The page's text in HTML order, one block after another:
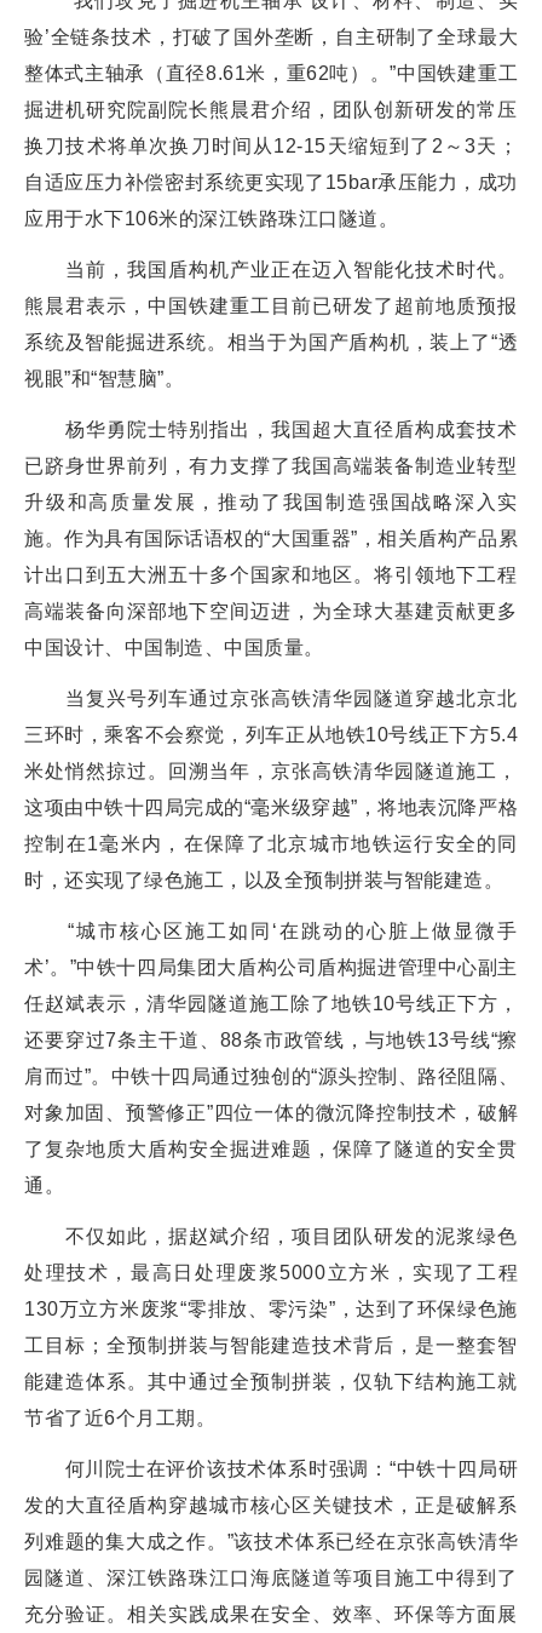
验’全链条技术，打破了国外垄断，自主研制了全球最大
整体式主轴承（直径8.61米，重62吨）。”中国铁建重工
掘进机研究院副院长熊晨君介绍，团队创新研发的常压
换刀技术将单次换刀时间从12-15天缩短到了2～3天；
自适应压力补偿密封系统更实现了15bar承压能力，成功
应用于水下106米的深江铁路珠江口隧道。
当前，我国盾构机产业正在迈入智能化技术时代。
熊晨君表示，中国铁建重工目前已研发了超前地质预报
系统及智能掘进系统。相当于为国产盾构机，装上了“透
视眼”和“智慧脑”。
杨华勇院士特别指出，我国超大直径盾构成套技术
已跻身世界前列，有力支撑了我国高端装备制造业转型
升级和高质量发展，推动了我国制造强国战略深入实
施。作为具有国际话语权的“大国重器”，相关盾构产品累
计出口到五大洲五十多个国家和地区。将引领地下工程
高端装备向深部地下空间迈进，为全球大基建贡献更多
中国设计、中国制造、中国质量。
当复兴号列车通过京张高铁清华园隧道穿越北京北
三环时，乘客不会察觉，列车正从地铁10号线正下方5.4
米处悄然掠过。回溯当年，京张高铁清华园隧道施工，
这项由中铁十四局完成的“毫米级穿越”，将地表沉降严格
控制在1毫米内，在保障了北京城市地铁运行安全的同
时，还实现了绿色施工，以及全预制拼装与智能建造。
“城市核心区施工如同‘在跳动的心脏上做显微手
术’。”中铁十四局集团大盾构公司盾构掘进管理中心副主
任赵斌表示，清华园隧道施工除了地铁10号线正下方，
还要穿过7条主干道、88条市政管线，与地铁13号线“擦
肩而过”。中铁十四局通过独创的“源头控制、路径阻隔、
对象加固、预警修正”四位一体的微沉降控制技术，破解
了复杂地质大盾构安全掘进难题，保障了隧道的安全贯
通。
不仅如此，据赵斌介绍，项目团队研发的泥浆绿色
处理技术，最高日处理废浆5000立方米，实现了工程
130万立方米废浆“零排放、零污染”，达到了环保绿色施
工目标；全预制拼装与智能建造技术背后，是一整套智
能建造体系。其中通过全预制拼装，仅轨下结构施工就
节省了近6个月工期。
何川院士在评价该技术体系时强调：“中铁十四局研
发的大直径盾构穿越城市核心区关键技术，正是破解系
列难题的集大成之作。”该技术体系已经在京张高铁清华
园隧道、深江铁路珠江口海底隧道等项目施工中得到了
充分验证。相关实践成果在安全、效率、环保等方面展